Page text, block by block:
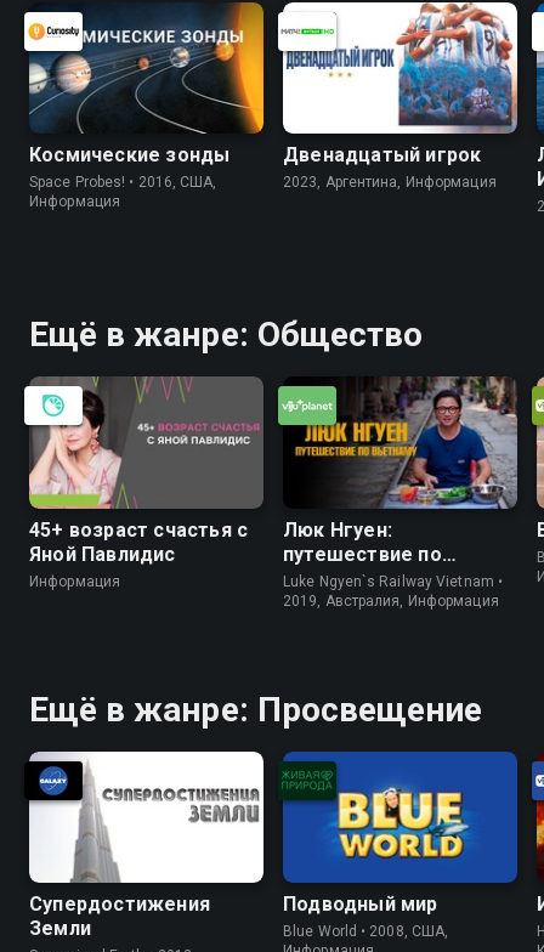
Космические зонды
Space Probes! • 2016, США,
Информация
Двенадцатый игрок
2023, Аргентина, Информация
Ещё в жанре: Общество
45+ возраст счастья с
Яной Павлидис
Информация
Люк Нгуен:
путешествие по
Вьетнаму
Luke Ngyen`s Railway Vietnam •
2019, Австралия, Информация
Ещё в жанре: Просвещение
Супердостижения
Земли
Подводный мир
Blue World • 2008, США,